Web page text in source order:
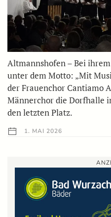
Altmannshofen – Bei
unter dem Motto: „Mit
der Frauenchor Cantiamo
Männerchor die Dorfhalle
den letzten Platz.
1. MAI 2026